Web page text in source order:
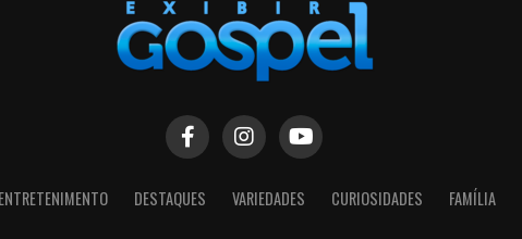
ENTRETENIMENTO DESTAQUES VARIEDADES CURIOSIDADES FAMÍLIA